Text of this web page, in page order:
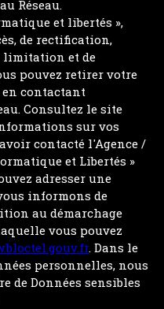
Réseau.
et libertés »,
de rectification,
limitation et de
pouvez retirer votre
contactant
Consultez le site
sur vos
contacté l'Agence /
et Libertés »
adresser une
informons de
au démarchage
vous pouvez
. Dans le
personnelles, nous
de Données sensibles